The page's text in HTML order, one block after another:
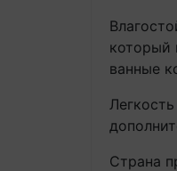
который
ванные
Страна